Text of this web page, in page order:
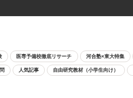
医専予備校徹底リサーチ 河合塾×東大特集
人気記事 自由研究教材（小学生向け）